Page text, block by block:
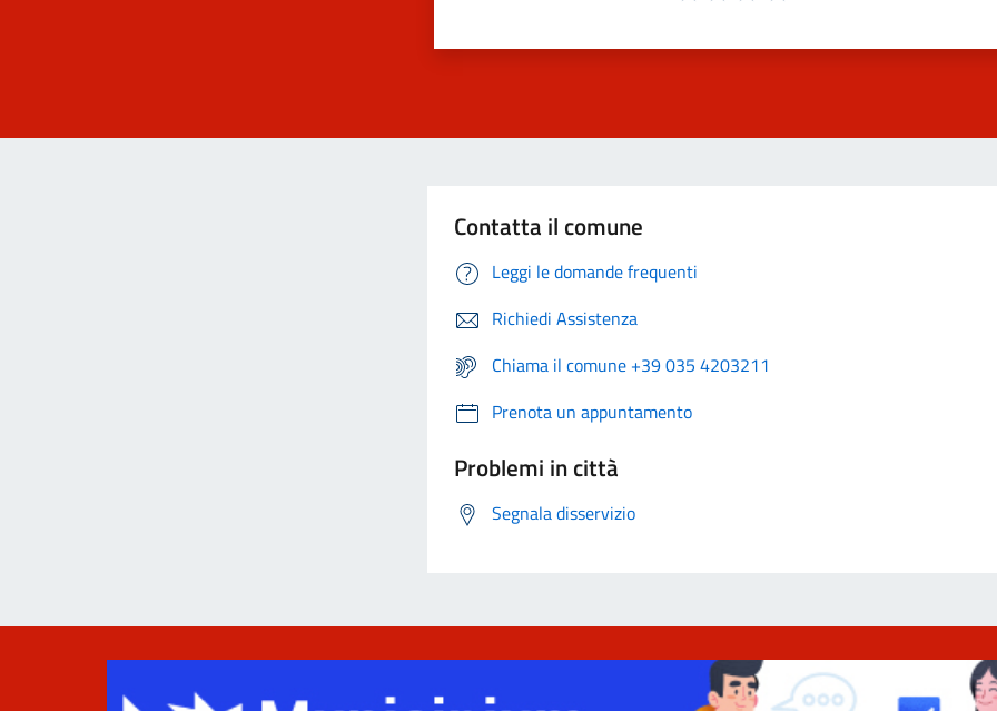
Contatta il comune
Leggi le domande frequenti
Richiedi Assistenza
Chiama il comune +39 035 4203211
Prenota un appuntamento
Problemi in città
Segnala disservizio